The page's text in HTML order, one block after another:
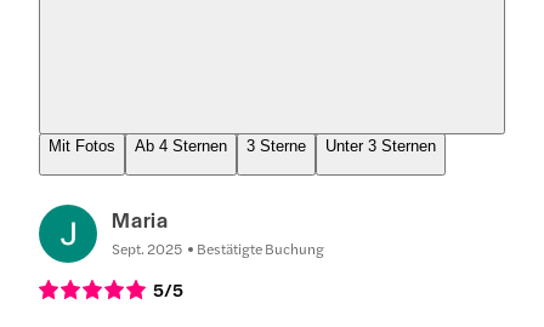
Mit Fotos Ab 4 Sternen 3 Sterne Unter 3 Sternen
Maria
Sept. 2025 Bestätigte Buchung
5/5